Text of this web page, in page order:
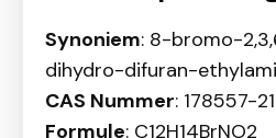
Synoniem: 8-bromo-
dihydro-difuran-
CAS Nummer: 178557-
Formule: C12H14BrNO2